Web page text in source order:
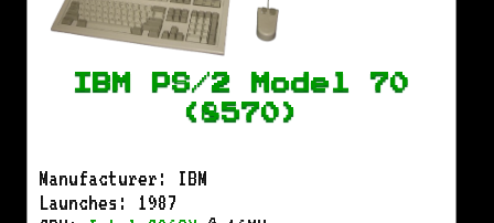
IBM PS/2 Model 70
(8570)
Manufacturer: IBM
Launches: 1987